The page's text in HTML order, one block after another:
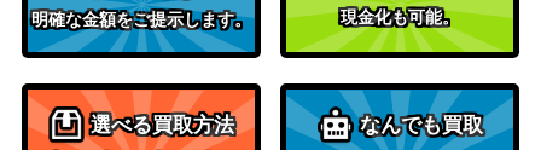
明確な金額をご提示します。
現金化も可能。
選べる買取方法 なんでも買取